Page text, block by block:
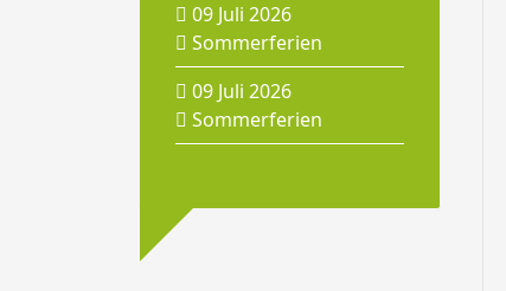
09 Juli 2026
Sommerferien
09 Juli 2026
Sommerferien